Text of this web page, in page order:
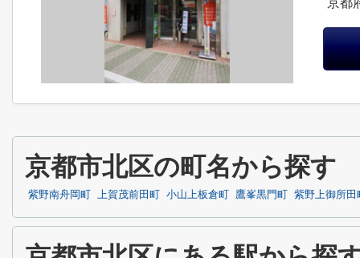
京都
京都市北区の町名から探す
紫野南舟岡町 上賀茂前田町 小山上板倉町 鷹峯黒門町 紫野上御所田